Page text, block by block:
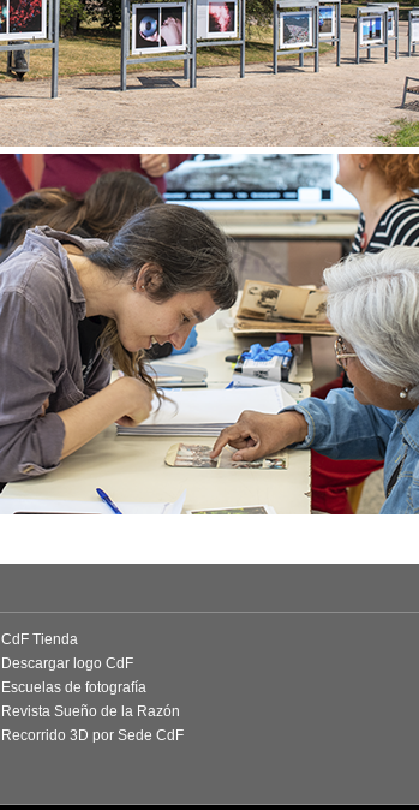
CdF Tienda
Descargar logo CdF
Escuelas de fotografía
Revista Sueño de la Razón
Recorrido 3D por Sede CdF